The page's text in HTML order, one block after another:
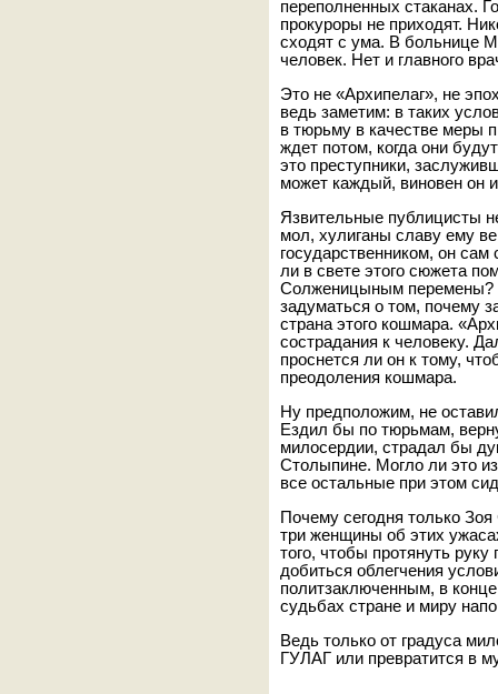
переполненных стаканах.
прокуроры не приходят.
сходят с ума. В больнице
человек. Нет и главного
Это не «Архипелаг», не
ведь заметим: в таких
в тюрьму в качестве меры
ждет потом, когда они
это преступники,
может каждый, виновен он
Язвительные публицисты
мол, хулиганы славу ему
государственником, он
ли в свете этого сюжета
Солженицыным перемены?
задуматься о том, почему
страна этого кошмара.
сострадания к человеку.
проснется ли он к тому,
преодоления кошмара.
Ну предположим, не
Ездил бы по тюрьмам,
милосердии, страдал бы
Столыпине. Могло ли это
все остальные при этом
Почему сегодня только
три женщины об этих
того, чтобы протянуть
добиться облегчения
политзаключенным, в
судьбах стране и миру
Ведь только от градуса
ГУЛАГ или превратится в